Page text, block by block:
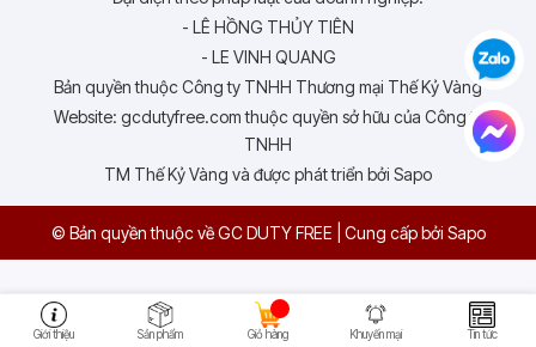
- LÊ HỒNG THỦY TIÊN
- LE VINH QUANG
Bản quyền thuộc Công ty TNHH Thương mại Thế Kỷ Vàng
Website: gcdutyfree.com thuộc quyền sở hữu của Công ty
TNHH
TM Thế Kỷ Vàng và được phát triển bởi Sapo
© Bản quyền thuộc về GC DUTY FREE Cung cấp bởi Sapo
Giới thiệu Sản phẩm Giỏ hàng Khuyến mại Tin tức